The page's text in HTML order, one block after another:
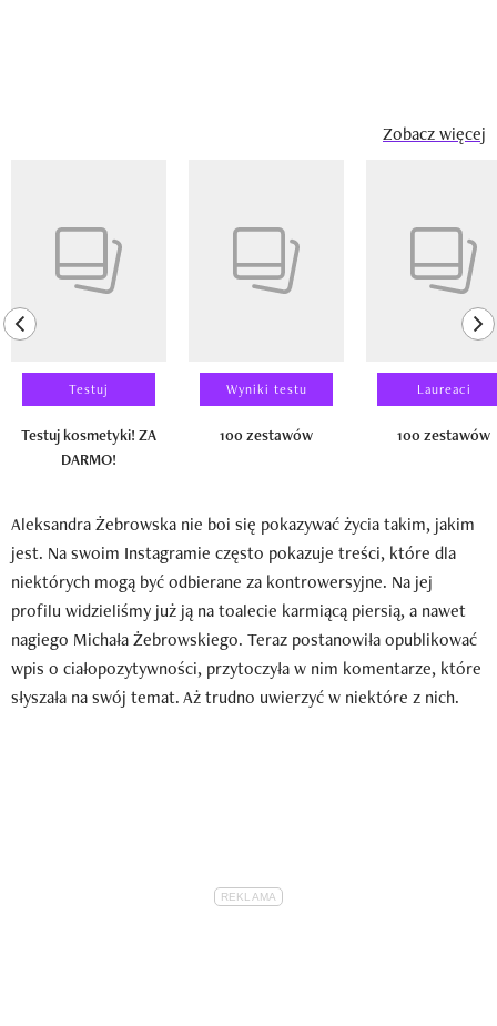
Zobacz więcej
previous element
Testuj
Testuj kosmetyki! ZA
DARMO!
Wyniki testu
100 zestawów
Laureaci
100 zestawów
Aleksandra Żebrowska nie boi się pokazywać życia takim, jakim
jest. Na swoim Instagramie często pokazuje treści, które dla
niektórych mogą być odbierane za kontrowersyjne. Na jej
profilu widzieliśmy już ją na toalecie karmiącą piersią, a nawet
nagiego Michała Żebrowskiego. Teraz postanowiła opublikować
wpis o ciałopozytywności, przytoczyła w nim komentarze, które
słyszała na swój temat. Aż trudno uwierzyć w niektóre z nich.